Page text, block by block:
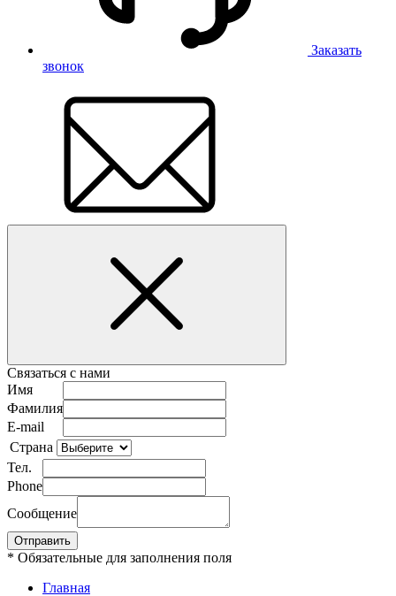
Заказать
звонок
Связаться с нами
Имя
Фамилия
E-mail
Страна
Тел.
Phone
Сообщение
* Обязательные для заполнения поля
Главная